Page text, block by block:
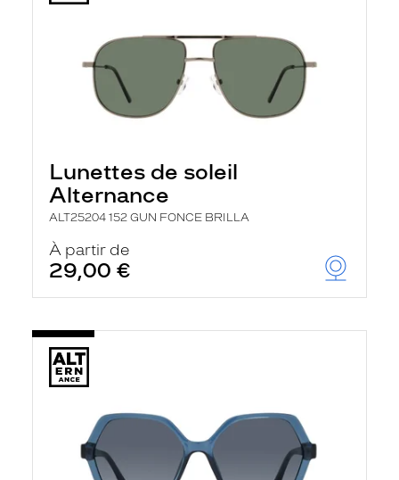
Lunettes de soleil
Alternance
ALT25204 152 GUN FONCE BRILLA
À partir de
29,00 €